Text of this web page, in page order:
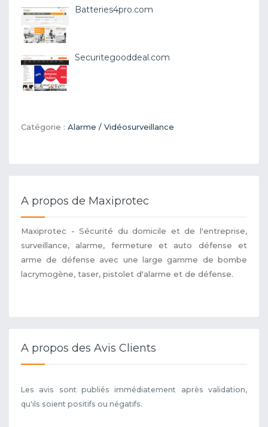
Batteries4pro.com
Securitegooddeal.com
Catégorie : Alarme / Vidéosurveillance
A propos de Maxiprotec
Maxiprotec - Sécurité du domicile et de l'entreprise,
surveillance, alarme, fermeture et auto défense et
arme de défense avec une large gamme de bombe
lacrymogène, taser, pistolet d'alarme et de défense.
A propos des Avis Clients
Les avis sont publiés immédiatement après validation,
qu'ils soient positifs ou négatifs.